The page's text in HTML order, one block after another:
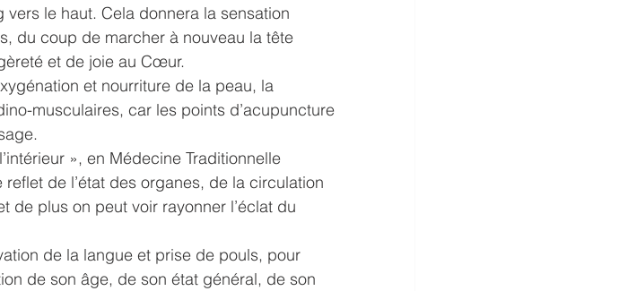
le haut. Cela donnera la sensation
du coup de marcher à nouveau la tête
et de joie au Cœur.
et nourriture de la peau, la
musculaires, car les points d’acupuncture
», en Médecine Traditionnelle
de l’état des organes, de la circulation
de plus on peut voir rayonner l’éclat du
de la langue et prise de pouls, pour
de son âge, de son état général, de son